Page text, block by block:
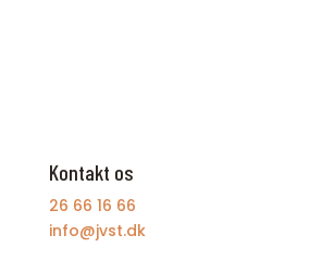
Kontakt os
26 66 16 66
info@jvst.dk